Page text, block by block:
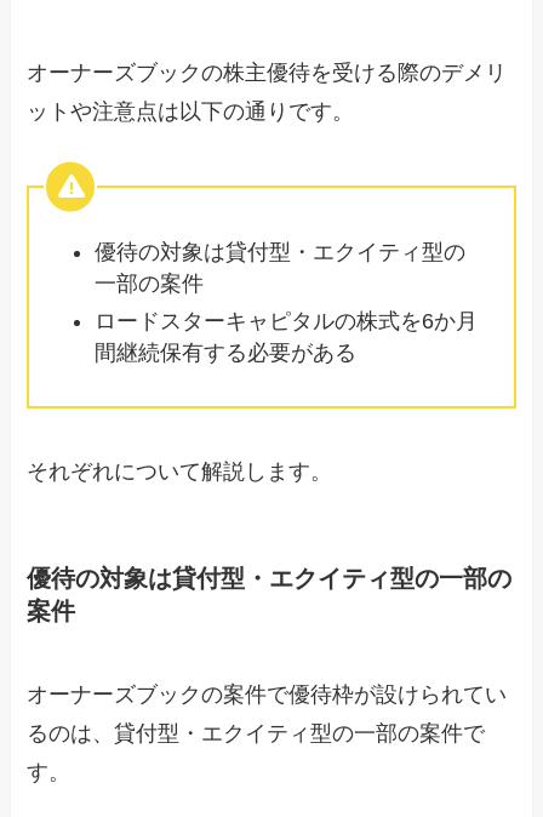
オーナーズブックの株主優待を受ける際のデメリ
ットや注意点は以下の通りです。
優待の対象は貸付型・エクイティ型の
一部の案件
ロードスターキャピタルの株式を6か月
間継続保有する必要がある
それぞれについて解説します。
優待の対象は貸付型・エクイティ型の一部の
案件
オーナーズブックの案件で優待枠が設けられてい
るのは、貸付型・エクイティ型の一部の案件で
す。